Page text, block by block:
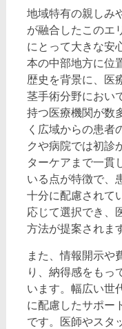
地域特有の親しみ
が融合したこのエ
にとって大きな安
本の中部地方に位
歴史を背景に、医
茎手術分野におい
持つ医療機関が数
く広域からの患者
クや病院では初診
ターケアまで一貫
いる点が特徴で、
十分に配慮されて
応じて選択でき、
方法が提案されま
また、情報開示や
り、納得感をもっ
います。幅広い世
に配慮したサポー
です。医師やスタ